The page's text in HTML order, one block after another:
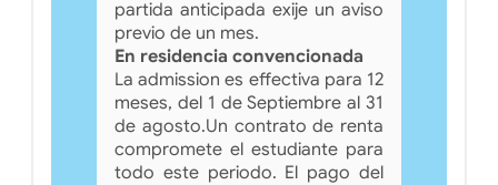
partida anticipada exije un aviso
previo de un mes.
En residencia convencionada
La admission es effectiva para 12
meses, del 1 de Septiembre al 31
de agosto.Un contrato de renta
compromete el estudiante para
todo este periodo. El pago del